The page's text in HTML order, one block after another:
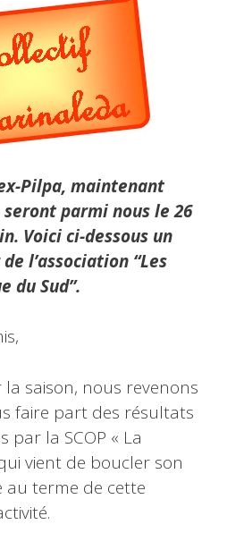
Pilpa, maintenant
seront parmi nous le 26
Voici ci-dessous un
l’association “Les
du Sud”.
saison, nous revenons
faire part des résultats
par la SCOP « La
vient de boucler son
au terme de cette